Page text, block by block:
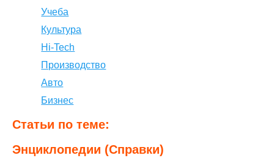
Учеба
Культура
Hi-Tech
Производство
Авто
Бизнес
Статьи по теме:
Энциклопедии (Справки)